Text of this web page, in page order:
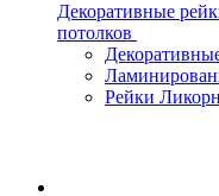
Декоративные
потолков
Рейки Ликорн